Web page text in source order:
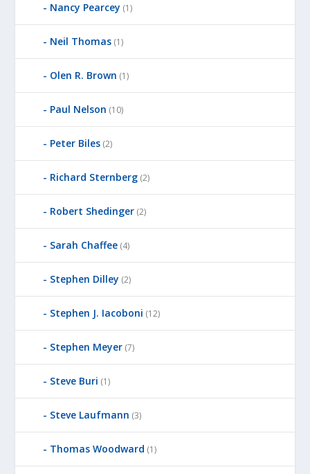
Nancy Pearcey (1)
Neil Thomas (1)
Olen R. Brown (1)
Paul Nelson (10)
Peter Biles (2)
Richard Sternberg (2)
Robert Shedinger (2)
Sarah Chaffee (4)
Stephen Dilley (2)
Stephen J. Iacoboni (12)
Stephen Meyer (7)
Steve Buri (1)
Steve Laufmann (3)
Thomas Woodward (1)